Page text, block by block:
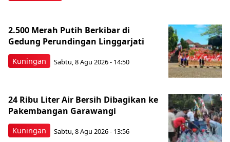
Kuningan
2.500 Merah Putih Berkibar di
Gedung Perundingan Linggarjati
Sabtu, 8 Agu 2026 - 14:50
Kuningan
24 Ribu Liter Air Bersih Dibagikan ke
Pakembangan Garawangi
Sabtu, 8 Agu 2026 - 13:56